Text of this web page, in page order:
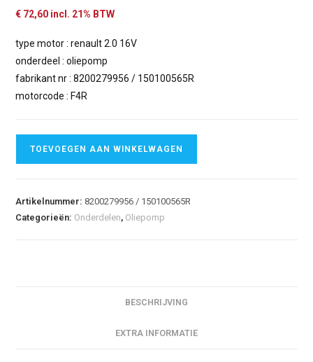
€ 72,60 incl. 21% BTW
type motor : renault 2.0 16V
onderdeel : oliepomp
fabrikant nr : 8200279956 / 150100565R
motorcode : F4R
TOEVOEGEN AAN WINKELWAGEN
Artikelnummer:8200279956 / 150100565R
Categorieën: Onderdelen, Oliepomp
BESCHRIJVING
EXTRA INFORMATIE